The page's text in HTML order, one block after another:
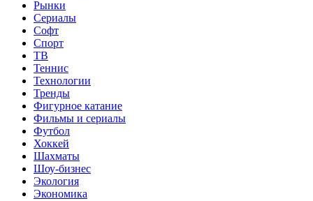
Рынки
Сериалы
Софт
Спорт
ТВ
Теннис
Технологии
Тренды
Фигурное катание
Фильмы и сериалы
Футбол
Хоккей
Шахматы
Шоу-бизнес
Экология
Экономика